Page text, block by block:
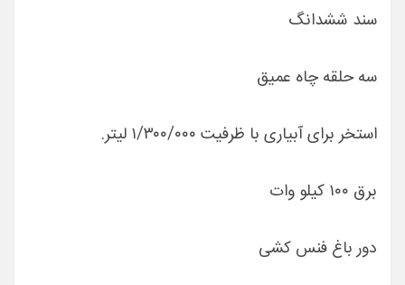
سند ششدانگ
سه حلقه چاه عمیق
استخر برای آبیاری با ظرفیت ۱/۳۰۰/۰۰۰ لیتر.
برق ۱۰۰ کیلو وات
دور باغ فنس کشی